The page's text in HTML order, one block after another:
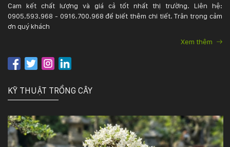
Cam kết chất lượng và giá cả tốt nhất thị trường. Liên hệ:
0905.593.968 - 0916.700.968 để biết thêm chi tiết. Trân trọng cảm
ơn quý khách
Xem thêm
KỸ THUẬT TRỒNG CÂY